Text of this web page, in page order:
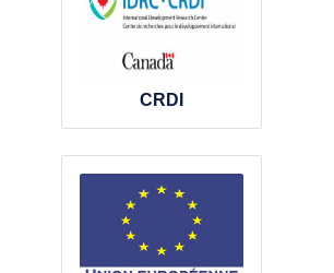
CRDI